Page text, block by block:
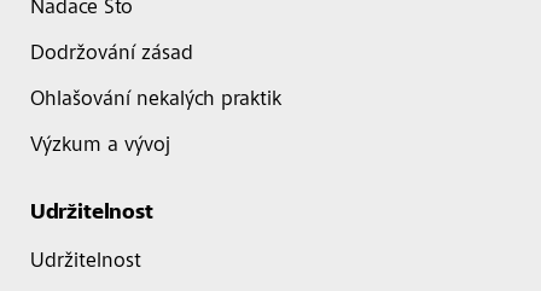
Nadace Sto
Dodržování zásad
Ohlašování nekalých praktik
Výzkum a vývoj
Udržitelnost
Udržitelnost